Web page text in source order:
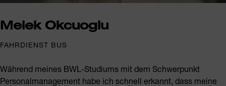
Melek Okcuoglu
FAHRDIENST BUS
Während meines BWL-Studiums mit dem Schwerpunkt
Personalmanagement habe ich schnell erkannt, dass meine